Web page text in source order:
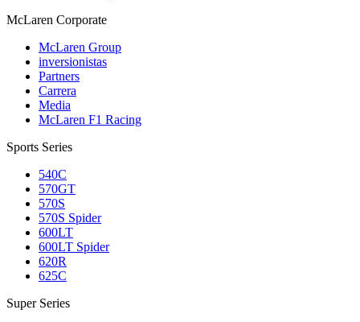
McLaren Corporate
McLaren Group
inversionistas
Partners
Carrera
Media
McLaren F1 Racing
Sports Series
540C
570GT
570S
570S Spider
600LT
600LT Spider
620R
625C
Super Series